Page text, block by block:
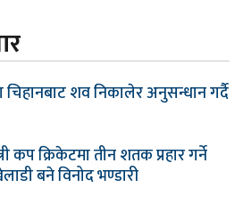
चिहानबाट शव निकालेर अनुसन्धान गर्दै
कप क्रिकेटमा तीन शतक प्रहार गर्ने
बने विनोद भण्डारी